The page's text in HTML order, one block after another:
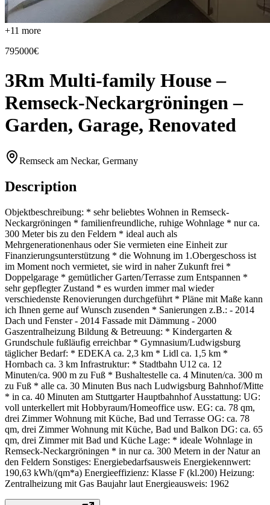
+11 more
795000€
3Rm Multi-family House –
Remseck-Neckargröningen –
Garden, Garage, Renovated
Remseck am Neckar, Germany
Description
Objektbeschreibung: * sehr beliebtes Wohnen in Remseck-
Neckargröningen * familienfreundliche, ruhige Wohnlage * nur ca.
300 Meter bis zu den Feldern * ideal auch als
Mehrgenerationenhaus oder Sie vermieten eine Einheit zur
Finanzierungsunterstützung * die Wohnung im 1.Obergeschoss ist
im Moment noch vermietet, sie wird in naher Zukunft frei *
Doppelgarage * gemütlicher Garten/Terrasse zum Entspannen *
sehr gepflegter Zustand * es wurden immer mal wieder
verschiedenste Renovierungen durchgeführt * Pläne mit Maße kann
ich Ihnen gerne auf Wunsch zusenden * Sanierungen z.B.: - 2014
Dach und Fenster - 2014 Fassade mit Dämmung - 2000
Gaszentralheizung Bildung & Betreuung: * Kindergarten &
Grundschule fußläufig erreichbar * Gymnasium/Ludwigsburg
täglicher Bedarf: * EDEKA ca. 2,3 km * Lidl ca. 1,5 km *
Hornbach ca. 3 km Infrastruktur: * Stadtbahn U12 ca. 12
Minuten/ca. 900 m zu Fuß * Bushaltestelle ca. 4 Minuten/ca. 300 m
zu Fuß * alle ca. 30 Minuten Bus nach Ludwigsburg Bahnhof/Mitte
* in ca. 40 Minuten am Stuttgarter Hauptbahnhof Ausstattung: UG:
voll unterkellert mit Hobbyraum/Homeoffice usw. EG: ca. 78 qm,
drei Zimmer Wohnung mit Küche, Bad und Terrasse OG: ca. 78
qm, drei Zimmer Wohnung mit Küche, Bad und Balkon DG: ca. 65
qm, drei Zimmer mit Bad und Küche Lage: * ideale Wohnlage in
Remseck-Neckargröningen * in nur ca. 300 Metern in der Natur an
den Feldern Sonstiges: Energiebedarfsausweis Energiekennwert:
190,63 kWh/(qm*a) Energieeffizienz: Klasse F (kl.200) Heizung:
Zentralheizung mit Gas Baujahr laut Energieausweis: 1962